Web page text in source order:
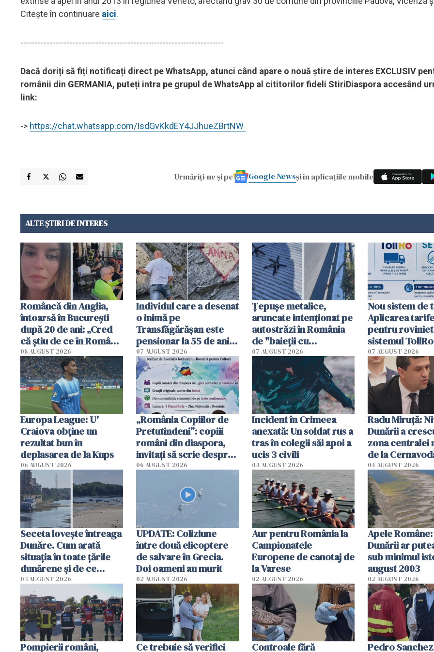
Citește în continuare aici.
----------------------------------------------------------------------
Dacă doriți să fiți notificați direct pe WhatsApp, atunci când apare o nouă știre de interes EXCLUSIV
românii din GERMANIA, puteți intra pe grupul de WhatsApp al cititorilor fideli StiriDiaspora accesând
link:
-> https://chat.whatsapp.com/IsdGvKkdEY4JJhueZBrtNW
Urmăriți-ne și pe Google Newsși în aplicațiile mobile
ALTE ȘTIRI DE INTERES
Româncă din Anglia,
întoarsă în București
după 20 de ani: „Cred
că știu de ce în România
se trăiește mai bine ca
în Anglia. E schimbat"
08 AUGUST 2026
Individul care a desenat
o inimă pe
Transfăgărășan este
pensionar la 55 de ani.
Poliția l-a identificat
07 AUGUST 2026
Țepușe metalice,
aruncate intenționat pe
autostrăzi în România
de "baieții cu
platforme": "Mi-au
cerut 1200 lei să mă
tracteze"
07 AUGUST 2026
Nou sistem de
Aplicarea
pentru
sistemul
începe la 1
07 AUGUST 2026
Europa League: U'
Craiova obține un
rezultat bun în
deplasarea de la Kups
06 AUGUST 2026
„România Copiilor de
Pretutindeni”: copiii
români din diaspora,
invitați să scrie despre
România într-un volum
06 AUGUST 2026
Incident în Crimeea
anexată: Un soldat rus a
tras în colegii săi apoi a
ucis 3 civili
04 AUGUST 2026
Radu Miruţă:
Dunării a
zona centralei
de la
cm faţă de
04 AUGUST 2026
Seceta lovește întreaga
Dunăre. Cum arată
situația în toate țările
dunărene și de ce
România resimte
efectele, deși a plouat
în iulie
03 AUGUST 2026
UPDATE: Coliziune
între două elicoptere
de salvare în Grecia.
Doi oameni au murit
02 AUGUST 2026
Aur pentru România la
Campionatele
Europene de canotaj de
la Varese
02 AUGUST 2026
Apele
Dunării ar
sub minimul
august 2003
02 AUGUST 2026
Pompierii români, Ce trebuie să verifici Controale fără Pedro